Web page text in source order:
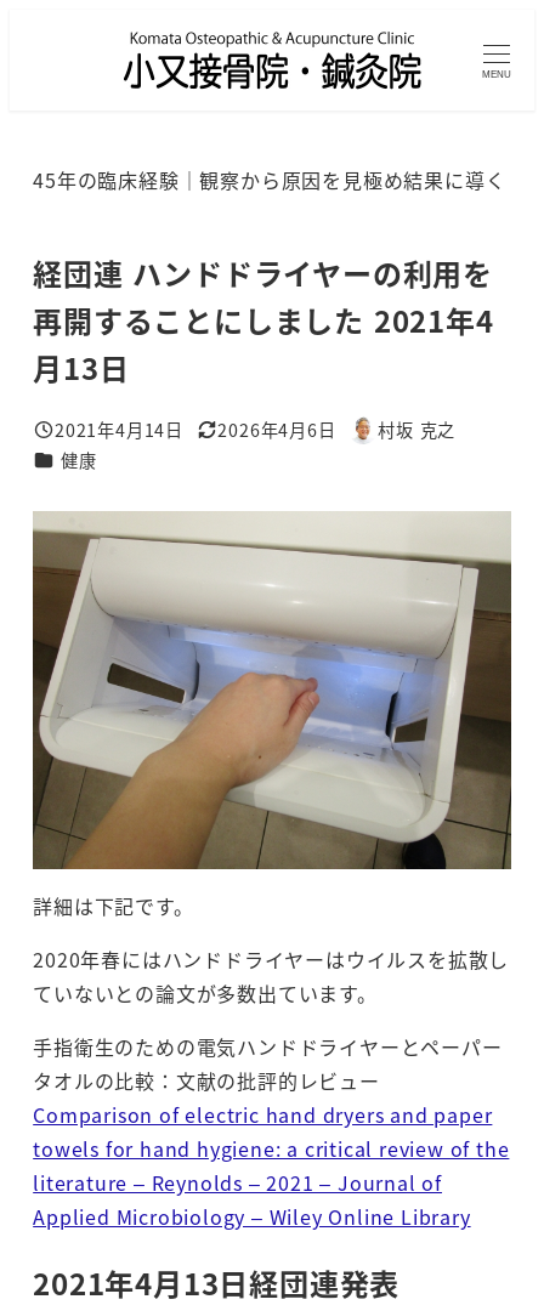
MENU
45年の臨床経験｜観察から原因を見極め結果に導く
経団連 ハンドドライヤーの利用を
再開することにしました 2021年4
月13日
投稿日
2021年4月14日
更新日
2026年4月6日
著
村坂 克之
カテゴリー
健康
詳細は下記です。
2020年春にはハンドドライヤーはウイルスを拡散し
ていないとの論文が多数出ています。
手指衛生のための電気ハンドドライヤーとペーパー
タオルの比較：文献の批評的レビュー
Comparison of electric hand dryers and paper
towels for hand hygiene: a critical review of the
literature – Reynolds – 2021 – Journal of
Applied Microbiology – Wiley Online Library
2021年4月13日経団連発表